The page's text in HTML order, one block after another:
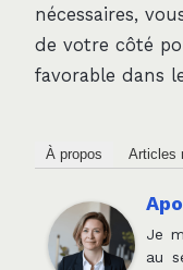
nécessaires,
de votre côté
favorable dans
À propos Articles
Je
au